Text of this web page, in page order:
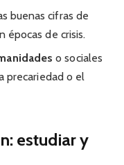
buenas cifras de
épocas de crisis.
o sociales
precariedad o el
estudiar y